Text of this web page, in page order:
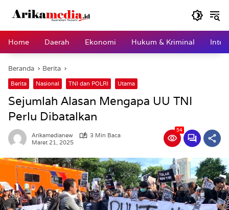
Home
Daerah Ekonomi Hukum & Kriminal
Beranda Berita
Berita Nasional TNI dan POLRI Utama
Sejumlah Alasan Mengapa UU TNI
Perlu Dibatalkan
Arikamedianew
3 Min Baca
Maret 21, 2025
54